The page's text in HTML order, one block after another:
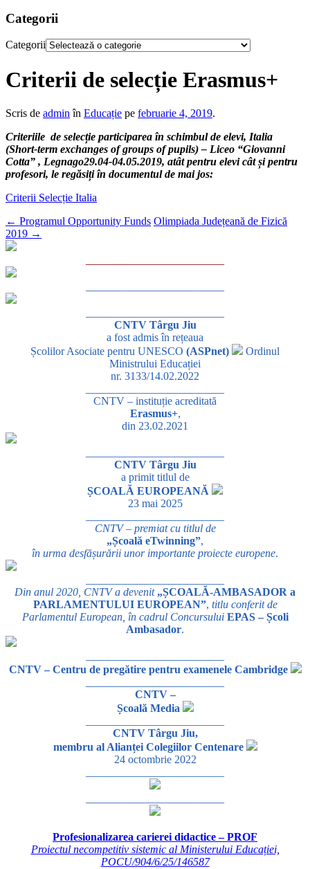
Categorii
Categorii
Criterii de selecție Erasmus+
Scris de admin în Educație pe februarie 4, 2019.
Criteriile de selecție participarea în schimbul de elevi, Italia
(Short-term exchanges of groups of pupils)– Liceo “Giovanni
Cotta” , Legnago29.04-04.05.2019, atât pentru elevi cât și pentru
profesori, le regăsiți în documentul de mai jos:
Criterii Selecție Italia
← Programul Opportunity Funds Olimpiada Județeană de Fizică
2019 →
CNTV Târgu Jiu
a fost admis în rețeaua
Școlilor Asociate pentru UNESCO (ASPnet)
Ordinul
Ministrului Educației
nr. 3133/14.02.2022
CNTV – instituție acreditată
Erasmus+,
din 23.02.2021
CNTV Târgu Jiu
a primit titlul de
ȘCOALĂ EUROPEANĂ
23 mai 2025
CNTV – premiat cu titlul de
„Școală eTwinning”,
în urma desfășurării unor importante proiecte europene.
Din anul 2020, CNTV a devenit „ȘCOALĂ-AMBASADOR a
PARLAMENTULUI EUROPEAN”, titlu conferit de
Parlamentul European, în cadrul Concursului EPAS – Școli
Ambasador.
CNTV – Centru de pregătire pentru examenele Cambridge
CNTV –
Școală Media
CNTV Târgu Jiu,
membru al Alianței Colegiilor Centenare
24 octombrie 2022
Profesionalizarea carierei didactice – PROF
Proiectul necompetitiv sistemic al Ministerului Educației,
POCU/904/6/25/146587